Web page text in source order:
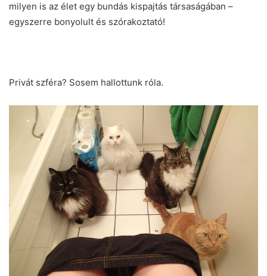
milyen is az élet egy bundás kispajtás társaságában –
egyszerre bonyolult és szórakoztató!
Privát szféra? Sosem hallottunk róla.